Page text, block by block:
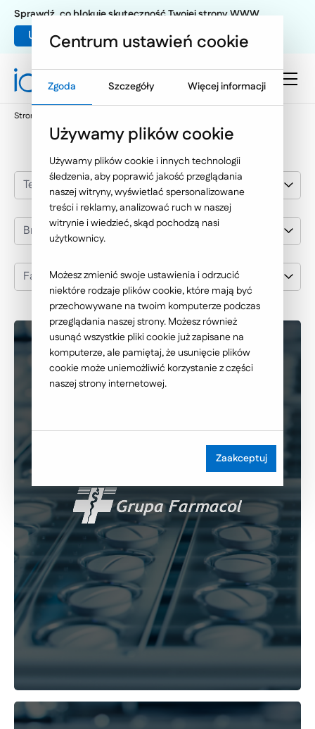
Umów warsztat UX
Sprawdź, co blokuje skuteczność Twojej strony WWW
Strona główna
Technologie Internetowe
Branża
Farmacol
Centrum ustawień cookie
Zgoda Szczegóły Więcej informacji
Używamy plików cookie
Używamy plików cookie i innych technologii
śledzenia, aby poprawić jakość przeglądania
naszej witryny, wyświetlać spersonalizowane
treści i reklamy, analizować ruch w naszej
witrynie i wiedzieć, skąd pochodzą nasi
użytkownicy.
Możesz zmienić swoje ustawienia i odrzucić
niektóre rodzaje plików cookie, które mają być
przechowywane na twoim komputerze podczas
przeglądania naszej strony. Możesz również
usunąć wszystkie pliki cookie już zapisane na
komputerze, ale pamiętaj, że usunięcie plików
cookie może uniemożliwić korzystanie z części
naszej strony internetowej.
Zaakceptuj